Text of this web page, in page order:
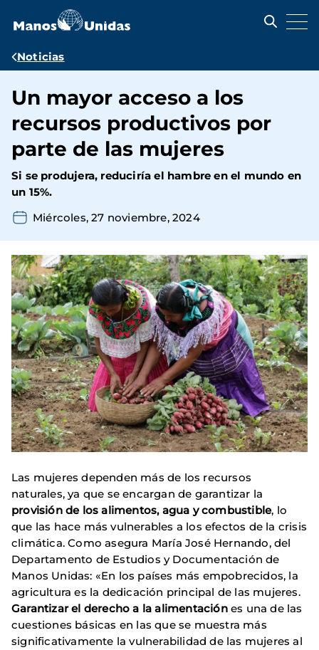
contenido
Ruta
navegación
Noticias
Un mayor acceso a los
recursos productivos por
parte de las mujeres
Si se produjera, reduciría el hambre en el mundo en
un 15%.
Miércoles, 27 noviembre, 2024
Las mujeres dependen más de los recursos
naturales, ya que se encargan de garantizar la
provisión de los alimentos, agua y combustible, lo
que las hace más vulnerables a los efectos de la crisis
climática. Como asegura María José Hernando, del
Departamento de Estudios y Documentación de
Manos Unidas: «En los países más empobrecidos, la
agricultura es la dedicación principal de las mujeres.
Garantizar el derecho a la alimentaciónes una de las
cuestiones básicas en las que se muestra más
significativamente la vulnerabilidad de las mujeres al